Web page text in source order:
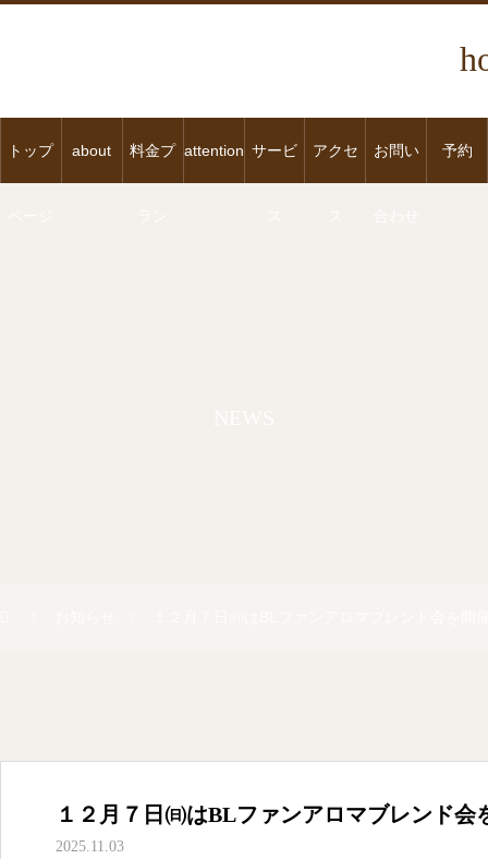
トップ about 料金プ attention サービ アクセ お問い 予約
１２月７日㈰はBLファンアロマブレンド
2025.11.03